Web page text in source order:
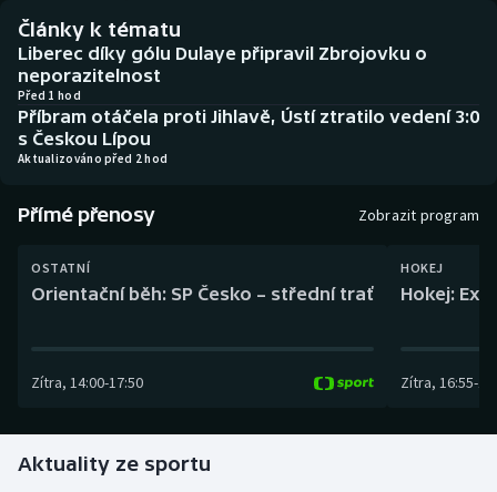
Basketbal
Biatlon
Boby a skeleton
Box
Curling
Golf
Historické návraty
Aplikace ČT sport
AZ kvíz
Články k tématu
Liberec díky gólu Dulaye připravil Zbrojovku o
neporazitelnost
Před 1 hod
Příbram otáčela proti Jihlavě, Ústí ztratilo vedení 3:0
s Českou Lípou
Aktualizováno před 2 hod
Přímé přenosy Zobrazit program
OSTATNÍ
Orientační běh: SP Česko – střední trať
Zítra, 14:00-17:50
HOKEJ
Hokej:
Zítra, 16:55-
Aktuality ze sportu